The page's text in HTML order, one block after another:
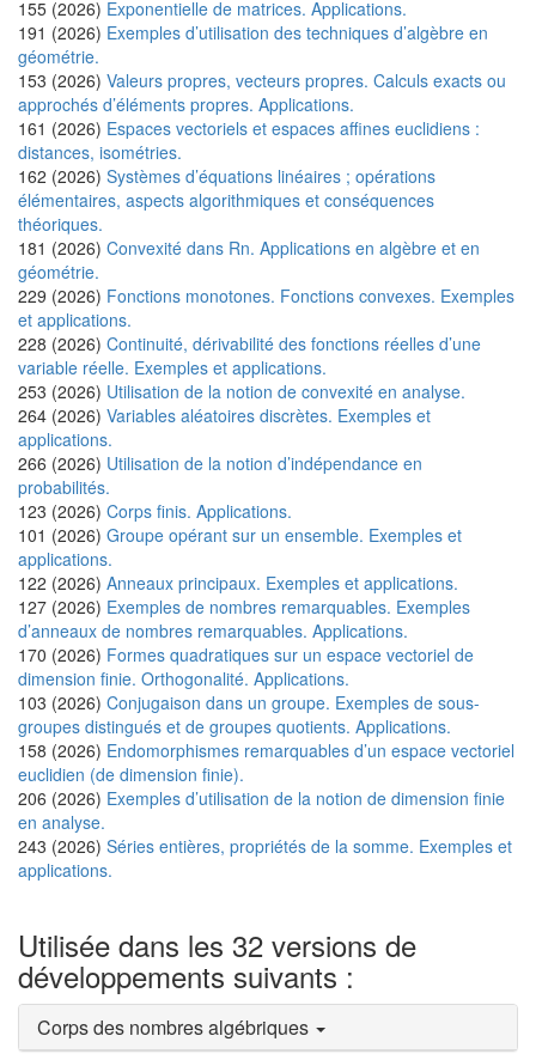
155 (2026) Exponentielle de matrices. Applications.
191 (2026) Exemples d’utilisation des techniques d’algèbre en
géométrie.
153 (2026) Valeurs propres, vecteurs propres. Calculs exacts ou
approchés d’éléments propres. Applications.
161 (2026) Espaces vectoriels et espaces affines euclidiens :
distances, isométries.
162 (2026) Systèmes d’équations linéaires ; opérations
élémentaires, aspects algorithmiques et conséquences
théoriques.
181 (2026) Convexité dans Rn. Applications en algèbre et en
géométrie.
229 (2026) Fonctions monotones. Fonctions convexes. Exemples
et applications.
228 (2026) Continuité, dérivabilité des fonctions réelles d’une
variable réelle. Exemples et applications.
253 (2026) Utilisation de la notion de convexité en analyse.
264 (2026) Variables aléatoires discrètes. Exemples et
applications.
266 (2026) Utilisation de la notion d’indépendance en
probabilités.
123 (2026) Corps finis. Applications.
101 (2026) Groupe opérant sur un ensemble. Exemples et
applications.
122 (2026) Anneaux principaux. Exemples et applications.
127 (2026) Exemples de nombres remarquables. Exemples
d’anneaux de nombres remarquables. Applications.
170 (2026) Formes quadratiques sur un espace vectoriel de
dimension finie. Orthogonalité. Applications.
103 (2026) Conjugaison dans un groupe. Exemples de sous-
groupes distingués et de groupes quotients. Applications.
158 (2026) Endomorphismes remarquables d’un espace vectoriel
euclidien (de dimension finie).
206 (2026) Exemples d’utilisation de la notion de dimension finie
en analyse.
243 (2026) Séries entières, propriétés de la somme. Exemples et
applications.
Utilisée dans les 32 versions de
développements suivants :
Corps des nombres algébriques